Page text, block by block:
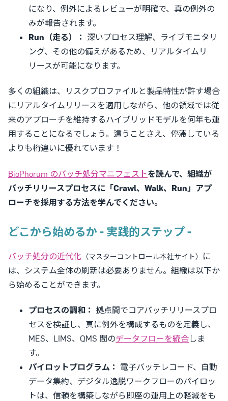
になり、例外によるレビューが明確で、真の例外の
みが報告されます。
Run（走る）： 深いプロセス理解、ライブモニタリ
ング、その他の備えがあるため、リアルタイムリ
リースが可能になります。
多くの組織は、リスクプロファイルと製品特性が許す場合
にリアルタイムリリースを適用しながら、他の領域では従
来のアプローチを維持するハイブリッドモデルを何年も運
用することになるでしょう。這うことさえ、停滞している
よりも桁違いに優れています！
BioPhorum のバッチ処分マニフェストを読んで、組織が
バッチリリースプロセスに「Crawl、Walk、Run」アプ
ローチを採用する方法を学んでください。
どこから始めるか - 実践的ステップ -
バッチ処分の近代化 （マスターコントロール本社サイト）
に
は、システム全体の刷新は必要ありません。組織は以下か
ら始めることができます。
プロセスの調和： 拠点間でコアバッチリリースプロ
セスを検証し、真に例外を構成するものを定義し、
MES、LIMS、QMS 間のデータフローを統合しま
す。
パイロットプログラム： 電子バッチレコード、自動
データ集約、デジタル逸脱ワークフローのパイロッ
トは、信頼を構築しながら即座の運用上の軽減をも